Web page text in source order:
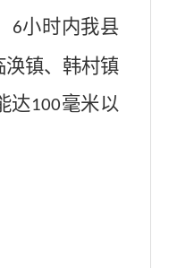
6小时内我县
涣镇、韩村镇
达100毫米以